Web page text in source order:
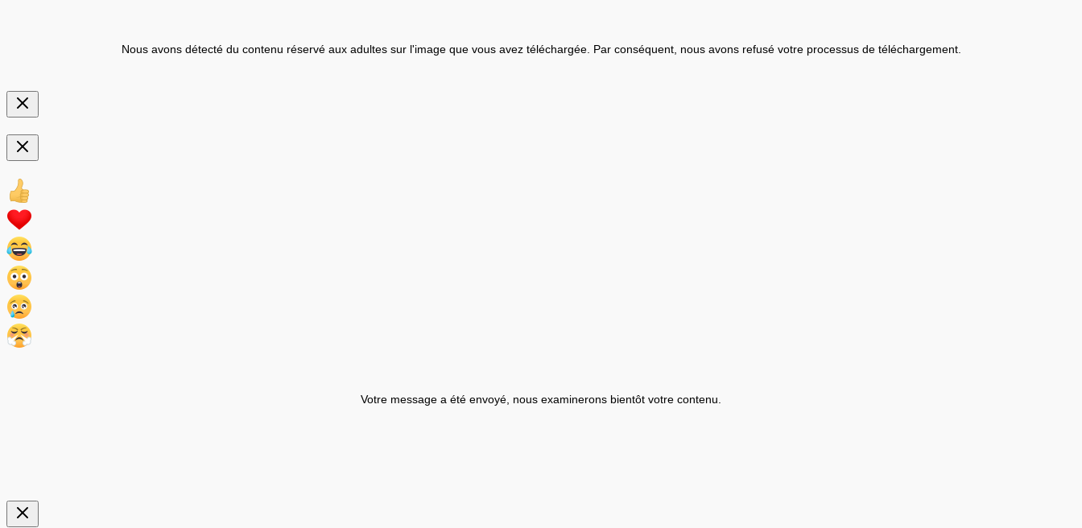
Nous avons détecté du contenu réservé aux adultes sur l'image que vous avez téléchargée. Par conséquent, nous avons refusé votre processus de téléchargement.
Votre message a été envoyé, nous examinerons bientôt votre contenu.